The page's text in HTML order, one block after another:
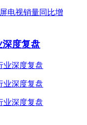
深度复盘